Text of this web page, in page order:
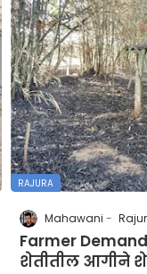
RAJURA
Mahawani
Farmer
शेतीतील आगीने